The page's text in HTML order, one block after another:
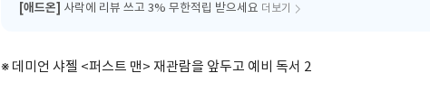
[애드온] 사락에 리뷰 쓰고 3% 무한적립 받으세요 더보기
※ 데미언 샤젤 <퍼스트 맨> 재관람을 앞두고 예비 독서 2